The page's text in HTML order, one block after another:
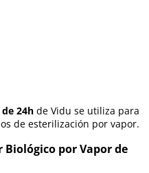
24h de Vidu se utiliza para
de esterilización por vapor.
por Vapor de